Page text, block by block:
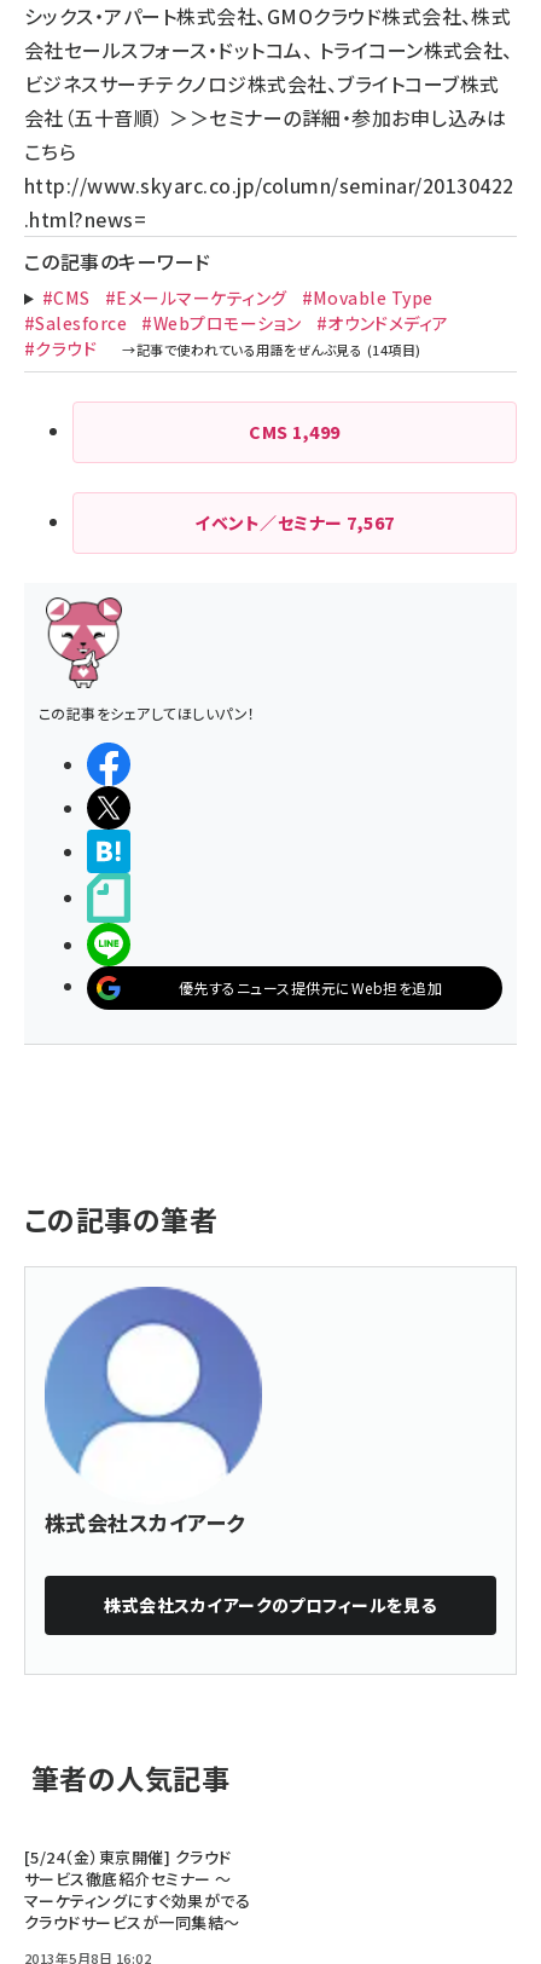
シックス・アパート株式会社、GMOクラウド株式会社、株式
会社セールスフォース・ドットコム、 トライコーン株式会社、
ビジネスサーチテクノロジ株式会社、ブライトコーブ株式
会社（五十音順） ＞＞セミナーの詳細・参加お申し込みは
こちら
http://www.skyarc.co.jp/column/seminar/20130422
.html?news=
この記事のキーワード
#CMS #Eメールマーケティング
#Movable Type
#Salesforce
#Webプロモーション
#オウンドメディア
#クラウド
CMS 1,499
イベント／セミナー 7,567
この記事をシェアしてほしいパン！
優先するニュース提供元にWeb担を追加
この記事の筆者
株式会社スカイアーク
株式会社スカイアークのプロフィールを見る
筆者の人気記事
[5/24（金）東京開催] クラウド
サービス徹底紹介セミナー ～
マーケティングにすぐ効果がでる
クラウドサービスが一同集結～
2013年5月8日 16:02